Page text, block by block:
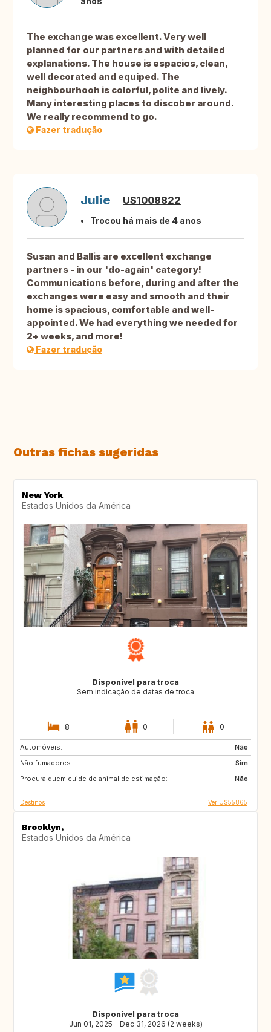
The exchange was excellent. Very well
planned for our partners and with detailed
explanations. The house is espacios, clean,
well decorated and equiped. The
neighbourhooh is colorful, polite and lively.
Many interesting places to discober around.
We really recommend to go.
Fazer tradução
Julie US1008822
Trocou há mais de 4 anos
Susan and Ballis are excellent exchange
partners - in our 'do-again' category!
Communications before, during and after the
exchanges were easy and smooth and their
home is spacious, comfortable and well-
appointed. We had everything we needed for
2+ weeks, and more!
Fazer tradução
Outras fichas sugeridas
New York
Estados Unidos da América
Disponível para troca
Sem indicação de datas de troca
8 0 0
Automóveis:
Não
Não fumadores:
Sim
Procura quem cuide de animal de estimação:
Não
IT
Destinos Ver US55865
Brooklyn,
Estados Unidos da América
Disponível para troca
Jun 01, 2025 - Dec 31, 2026 (2 weeks)